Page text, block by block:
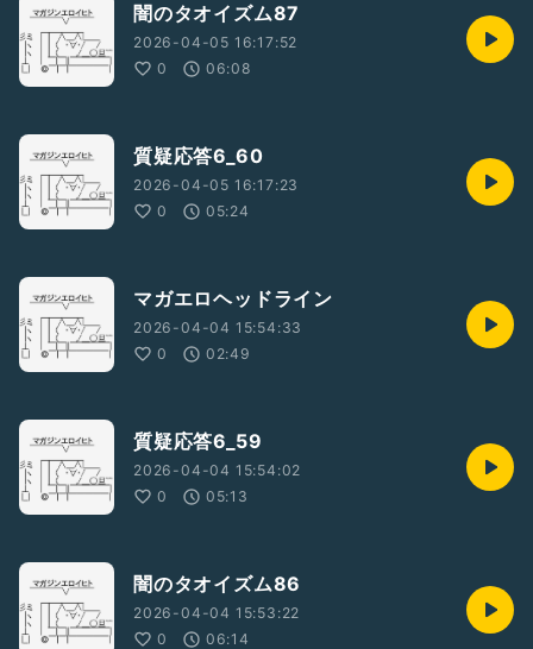
闇のタオイズム87
2026-04-05 16:17:52
0
06:08
質疑応答6_60
2026-04-05 16:17:23
0
05:24
マガエロヘッドライン
2026-04-04 15:54:33
0
02:49
質疑応答6_59
2026-04-04 15:54:02
0
05:13
闇のタオイズム86
2026-04-04 15:53:22
0
06:14